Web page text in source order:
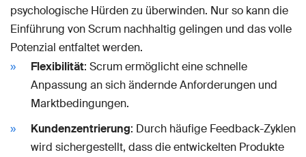
psychologische Hürden zu überwinden. Nur so kann die
Einführung von Scrum nachhaltig gelingen und das volle
Potenzial entfaltet werden.
Flexibilität: Scrum ermöglicht eine schnelle
Anpassung an sich ändernde Anforderungen und
Marktbedingungen.
Kundenzentrierung: Durch häufige Feedback-Zyklen
wird sichergestellt, dass die entwickelten Produkte